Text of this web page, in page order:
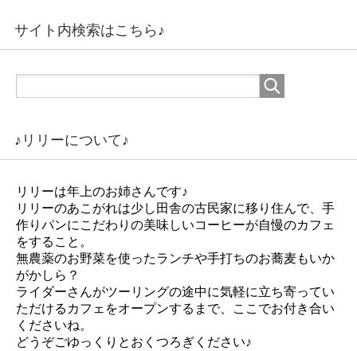
サイト内検索はこちら♪
♪リリーについて♪
リリーは年上のお姉さんです♪
リリーのあこがれは少し田舎の古民家に移り住んで、手
作りパンにこだわりの美味しいコーヒーが自慢のカフェ
をすること。
無農薬のお野菜を使ったランチや手打ちのお蕎麦もいか
がかしら？
ライダーさんがツーリングの途中に気軽に立ち寄ってい
ただけるカフェをオープンするまで、ここでお付き合い
くださいね。
どうぞごゆっくりとおくつろぎください♪